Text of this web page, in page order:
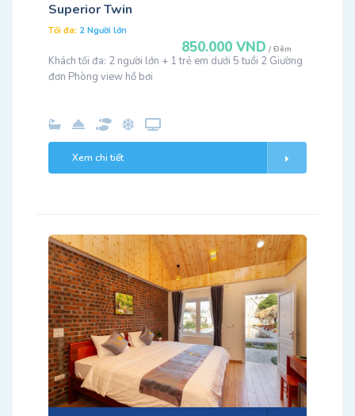
Superior Twin
Tối đa: 2 Người lớn
850.000 VND / Đêm
Khách tối đa: 2 người lớn + 1 trẻ em dưới 5 tuổi 2 Giường
đơn Phòng view hồ bơi
Xem chi tiết